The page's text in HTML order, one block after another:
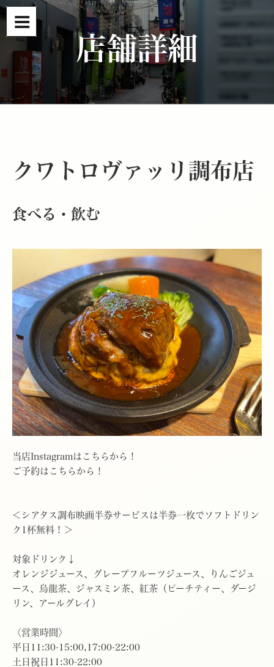
コ
ン
テ
へ
ス
店舗詳細
クワトロヴァッリ調布店
食べる・飲む
当店Instagramはこちらから！
ご予約はこちらから！
＜シアタス調布映画半券サービスは半券一枚でソフトドリン
ク1杯無料！＞
対象ドリンク↓
オレンジジュース、グレープフルーツジュース、りんごジュ
ース、烏龍茶、ジャスミン茶、紅茶（ピーチティー、ダージ
リン、アールグレイ）
〈営業時間〉
平日11:30-15:00,17:00-22:00
土日祝日11:30-22:00